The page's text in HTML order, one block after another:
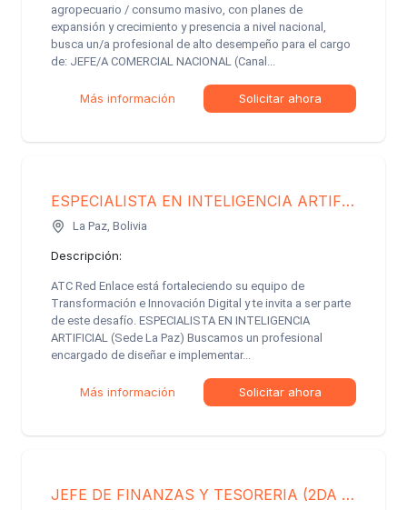
agropecuario / consumo masivo, con planes de
expansión y crecimiento y presencia a nivel nacional,
busca un/a profesional de alto desempeño para el cargo
de: JEFE/A COMERCIAL NACIONAL (Canal...
Más información Solicitar ahora
ESPECIALISTA EN INTELIGENCIA ARTIFICIAL
La Paz, Bolivia
Descripción:
ATC Red Enlace está fortaleciendo su equipo de
Transformación e Innovación Digital y te invita a ser parte
de este desafío. ESPECIALISTA EN INTELIGENCIA
ARTIFICIAL (Sede La Paz) Buscamos un profesional
encargado de diseñar e implementar...
Más información Solicitar ahora
JEFE DE FINANZAS Y TESORERIA (2DA CONVOCATORIA)